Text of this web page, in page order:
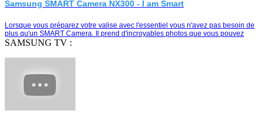
Samsung SMART Camera NX300 - I am Smart
Lorsque vous préparez votre valise avec l'essentiel vous n'avez pas besoin de
plus qu'un SMART Camera. Il prend d'incroyables photos que vous pouvez
partager instantanément e…
SAMSUNG TV :